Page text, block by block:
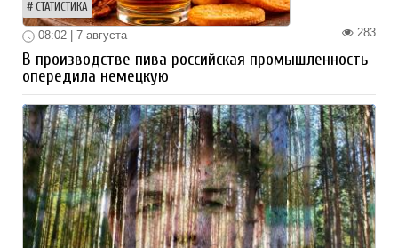
СТАТИСТИКА
283
08:02 | 7 августа
В производстве пива российская промышленность
опередила немецкую